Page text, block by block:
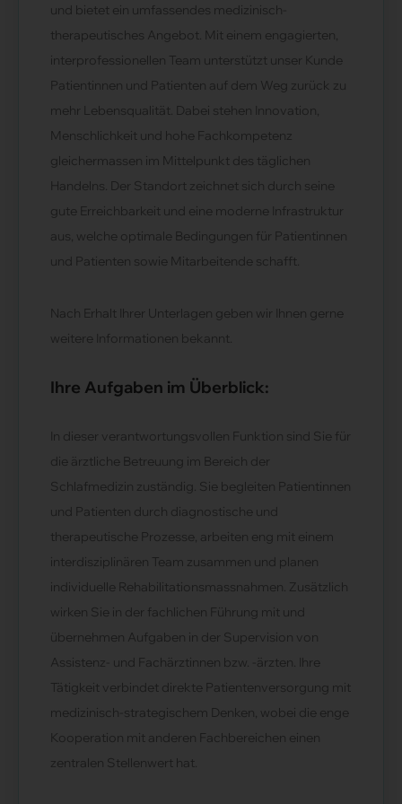
und bietet ein umfassendes medizinisch-
therapeutisches Angebot. Mit einem engagierten,
interprofessionellen Team unterstützt unser Kunde
Patientinnen und Patienten auf dem Weg zurück zu
mehr Lebensqualität. Dabei stehen Innovation,
Menschlichkeit und hohe Fachkompetenz
gleichermassen im Mittelpunkt des täglichen
Handelns. Der Standort zeichnet sich durch seine
gute Erreichbarkeit und eine moderne Infrastruktur
aus, welche optimale Bedingungen für Patientinnen
und Patienten sowie Mitarbeitende schafft.
Nach Erhalt Ihrer Unterlagen geben wir Ihnen gerne
weitere Informationen bekannt.
Ihre Aufgaben im Überblick:
In dieser verantwortungsvollen Funktion sind Sie für
die ärztliche Betreuung im Bereich der
Schlafmedizin zuständig. Sie begleiten Patientinnen
und Patienten durch diagnostische und
therapeutische Prozesse, arbeiten eng mit einem
interdisziplinären Team zusammen und planen
individuelle Rehabilitationsmassnahmen. Zusätzlich
wirken Sie in der fachlichen Führung mit und
übernehmen Aufgaben in der Supervision von
Assistenz- und Fachärztinnen bzw. -ärzten. Ihre
Tätigkeit verbindet direkte Patientenversorgung mit
medizinisch-strategischem Denken, wobei die enge
Kooperation mit anderen Fachbereichen einen
zentralen Stellenwert hat.